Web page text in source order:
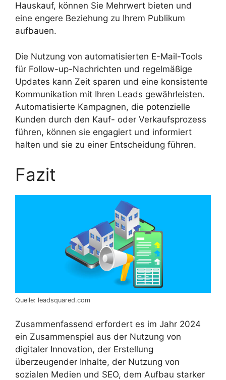
Hauskauf, können Sie Mehrwert bieten und
eine engere Beziehung zu Ihrem Publikum
aufbauen.
Die Nutzung von automatisierten E-Mail-Tools
für Follow-up-Nachrichten und regelmäßige
Updates kann Zeit sparen und eine konsistente
Kommunikation mit Ihren Leads gewährleisten.
Automatisierte Kampagnen, die potenzielle
Kunden durch den Kauf- oder Verkaufsprozess
führen, können sie engagiert und informiert
halten und sie zu einer Entscheidung führen.
Fazit
Quelle: leadsquared.com
Zusammenfassend erfordert es im Jahr 2024
ein Zusammenspiel aus der Nutzung von
digitaler Innovation, der Erstellung
überzeugender Inhalte, der Nutzung von
sozialen Medien und SEO, dem Aufbau starker